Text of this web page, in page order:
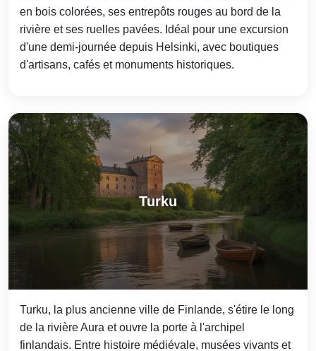
en bois colorées, ses entrepôts rouges au bord de la
rivière et ses ruelles pavées. Idéal pour une excursion
d'une demi-journée depuis Helsinki, avec boutiques
d'artisans, cafés et monuments historiques.
Turku
Turku, la plus ancienne ville de Finlande, s'étire le long
de la rivière Aura et ouvre la porte à l'archipel
finlandais. Entre histoire médiévale, musées vivants et